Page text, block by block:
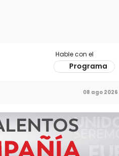
Hable con el
Programa
08 ago 2026